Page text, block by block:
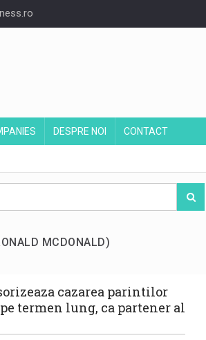
DESPRE NOI CONTACT
MCDONALD)
cazarea parintilor
termen lung, ca partener al